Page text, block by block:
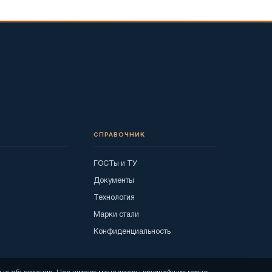
СПРАВОЧНИК
ГОСТы и ТУ
Документы
Технология
Марки стали
Конфиденциальность